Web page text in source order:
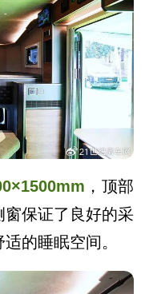
，顶部
窗保证了良好的采
的睡眠空间。